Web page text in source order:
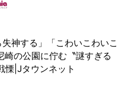
失神する」「こわいこわいこ
崎の公園に佇む〝謎すぎる
慄|Jタウンネット